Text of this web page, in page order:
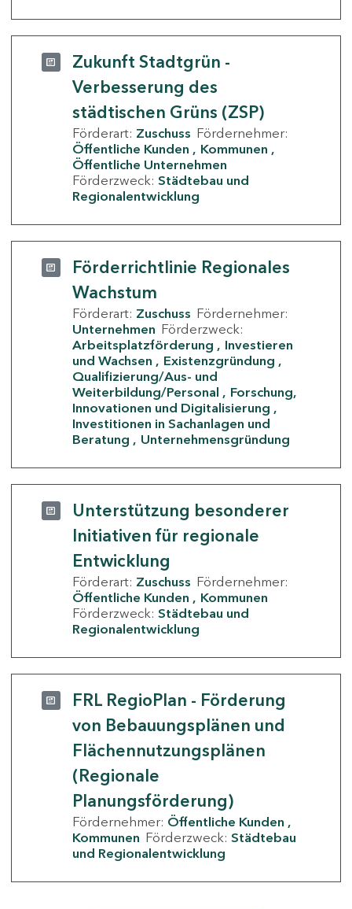
Zukunft Stadtgrün -
Verbesserung des
städtischen Grüns (ZSP)
Förderart: Zuschuss Fördernehmer:
Öffentliche Kunden
Kommunen
Öffentliche Unternehmen
Förderzweck: Städtebau und
Regionalentwicklung
Förderrichtlinie Regionales
Wachstum
Förderart: Zuschuss Fördernehmer:
Unternehmen Förderzweck:
Arbeitsplatzförderung
Investieren
und Wachsen
Existenzgründung
Qualifizierung/Aus- und
Weiterbildung/Personal
Forschung,
Innovationen und Digitalisierung
Investitionen in Sachanlagen und
Beratung
Unternehmensgründung
Unterstützung besonderer
Initiativen für regionale
Entwicklung
Förderart: Zuschuss Fördernehmer:
Öffentliche Kunden
Kommunen
Förderzweck: Städtebau und
Regionalentwicklung
FRL RegioPlan - Förderung
von Bebauungsplänen und
Flächennutzungsplänen
(Regionale
Planungsförderung)
Fördernehmer: Öffentliche Kunden
Kommunen Förderzweck: Städtebau
und Regionalentwicklung